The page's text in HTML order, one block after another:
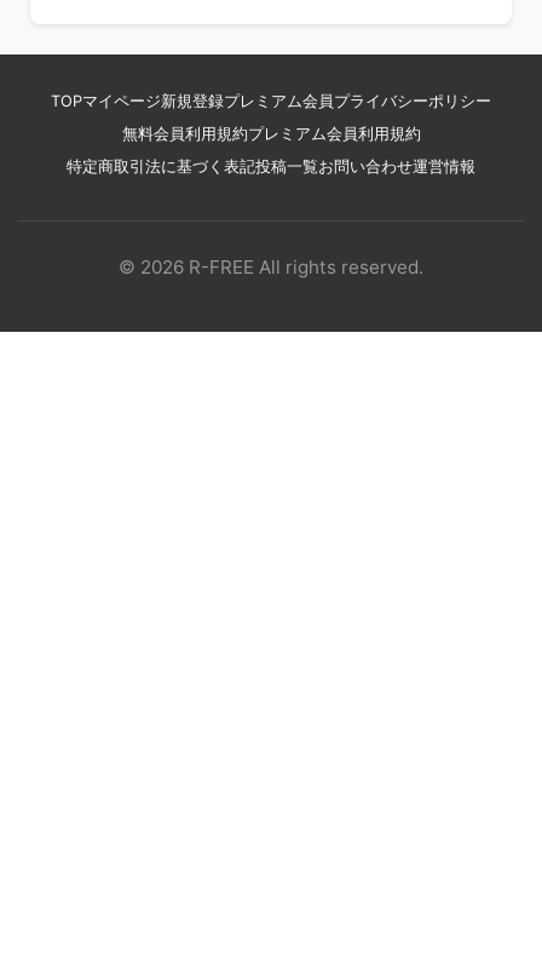
TOPマイページ新規登録プレミアム会員 プライバシーポリシー
無料会員利用規約プレミアム会員利用規約
特定商取引法に基づく表記投稿一覧お問い合わせ運営情報
© 2026 R-FREE All rights reserved.